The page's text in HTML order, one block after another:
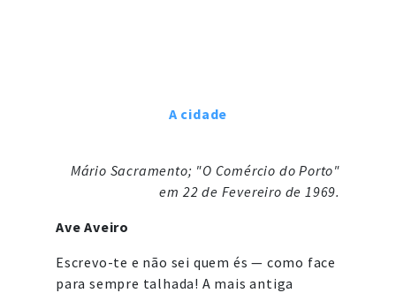
A cidade
Mário Sacramento; "O Comércio do Porto"
em 22 de Fevereiro de 1969.
Ave Aveiro
Escrevo-te e não sei quem és — como face
para sempre talhada! A mais antiga